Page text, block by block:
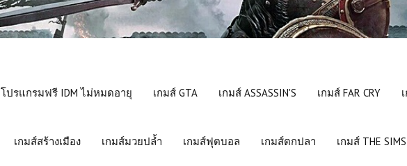
โปรแกรมฟรี IDM ไม่หมดอายุ เกมส์ GTA เกมส์ ASSASSIN'S เกมส์ FAR CRY
เกมส์สร้างเมือง เกมส์มวยปล้ำ เกมส์ฟุตบอล เกมส์ตกปลา เกมส์ THE SIMS